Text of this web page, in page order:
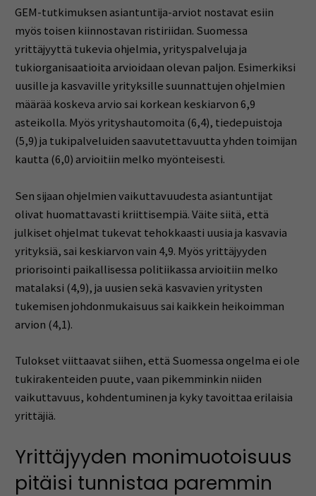
GEM-tutkimuksen asiantuntija-arviot nostavat esiin
myös toisen kiinnostavan ristiriidan. Suomessa
yrittäjyyttä tukevia ohjelmia, yrityspalveluja ja
tukiorganisaatioita arvioidaan olevan paljon. Esimerkiksi
uusille ja kasvaville yrityksille suunnattujen ohjelmien
määrää koskeva arvio sai korkean keskiarvon 6,9
asteikolla. Myös yrityshautomoita (6,4), tiedepuistoja
(5,9) ja tukipalveluiden saavutettavuutta yhden toimijan
kautta (6,0) arvioitiin melko myönteisesti.
Sen sijaan ohjelmien vaikuttavuudesta asiantuntijat
olivat huomattavasti kriittisempiä. Väite siitä, että
julkiset ohjelmat tukevat tehokkaasti uusia ja kasvavia
yrityksiä, sai keskiarvon vain 4,9. Myös yrittäjyyden
priorisointi paikallisessa politiikassa arvioitiin melko
matalaksi (4,9), ja uusien sekä kasvavien yritysten
tukemisen johdonmukaisuus sai kaikkein heikoimman
arvion (4,1).
Tulokset viittaavat siihen, että Suomessa ongelma ei ole
tukirakenteiden puute, vaan pikemminkin niiden
vaikuttavuus, kohdentuminen ja kyky tavoittaa erilaisia
yrittäjiä.
Yrittäjyyden monimuotoisuus
pitäisi tunnistaa paremmin